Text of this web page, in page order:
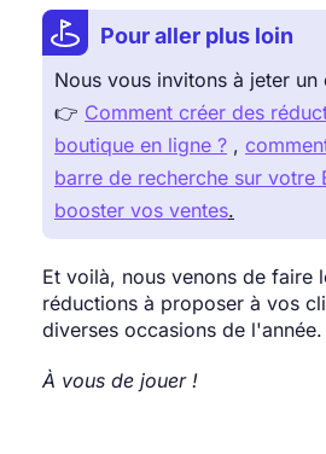
Pour aller plus loin
Nous vous invitons à jeter
👉 Comment créer des
boutique en ligne ? ,
barre de recherche sur votre
booster vos ventes.
Et voilà, nous venons de faire
réductions à proposer à vos
diverses occasions de l'année.
À vous de jouer !